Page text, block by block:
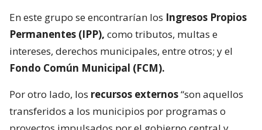
En este grupo se encontrarían los Ingresos Propios
Permanentes (IPP), como tributos, multas e
intereses, derechos municipales, entre otros; y el
Fondo Común Municipal (FCM).
Por otro lado, los recursos externos“son aquellos
transferidos a los municipios por programas o